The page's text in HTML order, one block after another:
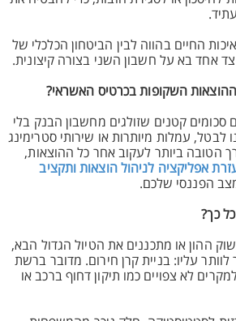
החיים בהווה לבין הביטחון הכלכלי של
אחד בא על חשבון השני בצורה קיצונית.
השקופות בכרטיס האשראי?
סכומים קטנים שזולגים מחשבון הבנק בלי
לבטל, עמלות מיותרות או שירותי סטרימינג
הטובה ביותר לעקוב אחר כל ההוצאות,
אפליקציה לניהול הוצאות ותקציב
הפננסי שלכם.
כך?
ההון או מתכננים את הטיול הגדול הבא,
עליו: בניית קרן חירום. מדובר ברשת
לא צפויים כמו תיקון דחוף ברכב או